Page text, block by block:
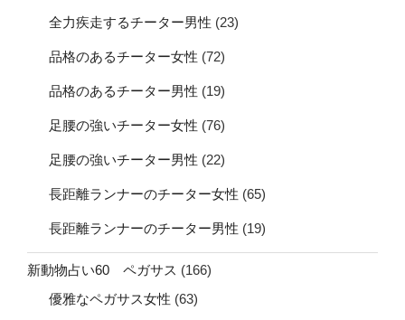
全力疾走するチーター男性 (23)
品格のあるチーター女性 (72)
品格のあるチーター男性 (19)
足腰の強いチーター女性 (76)
足腰の強いチーター男性 (22)
長距離ランナーのチーター女性 (65)
長距離ランナーのチーター男性 (19)
新動物占い60 ペガサス (166)
優雅なペガサス女性 (63)